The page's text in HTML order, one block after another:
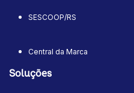
SESCOOP/RS
Central da Marca
Soluções